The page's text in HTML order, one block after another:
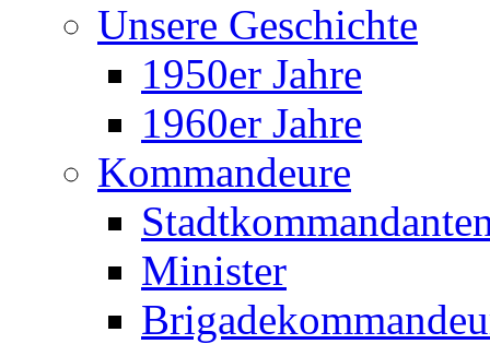
Unsere Geschichte
1950er Jahre
1960er Jahre
Kommandeure
Minister